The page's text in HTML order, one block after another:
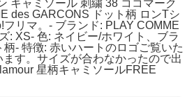
キャミソール 刺繍 38 ココマーク
des GARCONS ドット柄 ロンTシ
フリマ。- ブランド: PLAY COMME
: XS- 色: ネイビー/ホワイト、ブラ
柄- 特徴: 赤いハートのロゴご覧いた
す。サイズが合わなかったので出
星柄キャミソールFREE